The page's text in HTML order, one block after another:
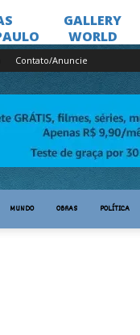
Contato/Anuncie
MUNDO OBRAS POLÍTICA